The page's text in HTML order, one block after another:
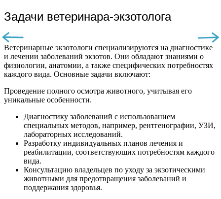
Задачи ветеринара-экзотолога
Ветеринарные экзотологи специализируются на диагностике
и лечении заболеваний экзотов. Они обладают знаниями о
физиологии, анатомии, а также специфических потребностях
каждого вида. Основные задачи включают:
Проведение полного осмотра животного, учитывая его
уникальные особенности.
Диагностику заболеваний с использованием
специальных методов, например, рентгенографии, УЗИ,
лабораторных исследований.
Разработку индивидуальных планов лечения и
реабилитации, соответствующих потребностям каждого
вида.
Консультацию владельцев по уходу за экзотическими
животными для предотвращения заболеваний и
поддержания здоровья.